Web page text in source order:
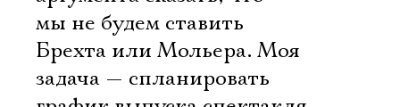
мы не будем ставить
Брехта или Мольера. Моя
задача — спланировать